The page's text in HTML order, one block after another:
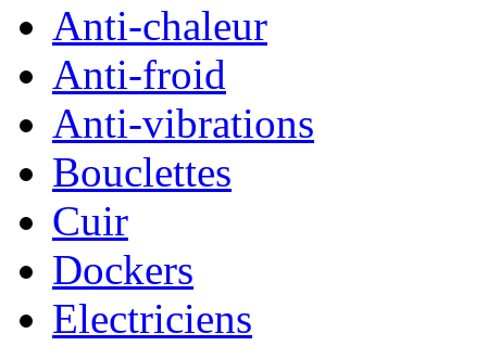
Anti-chaleur
Anti-froid
Anti-vibrations
Bouclettes
Cuir
Dockers
Electriciens